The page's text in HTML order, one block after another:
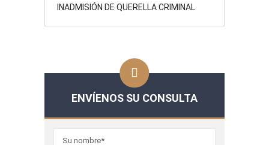
INADMISIÓN DE QUERELLA CRIMINAL
ENVÍENOS SU CONSULTA